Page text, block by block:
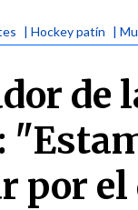
| Hockey patín |
de
por